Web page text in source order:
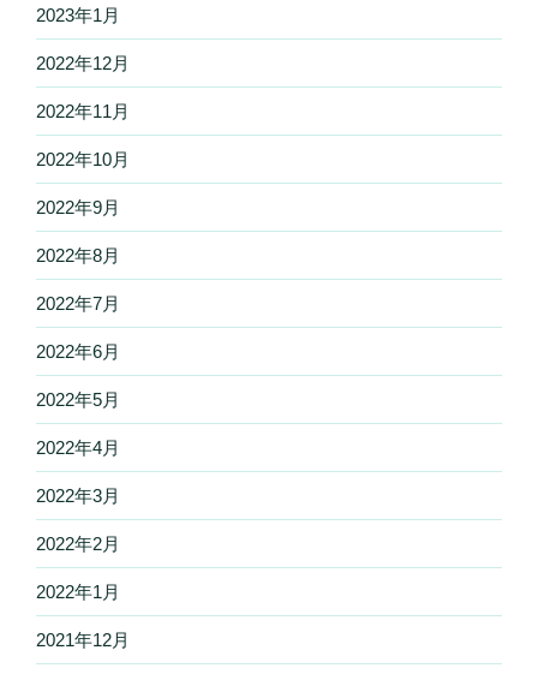
2023年1月
2022年12月
2022年11月
2022年10月
2022年9月
2022年8月
2022年7月
2022年6月
2022年5月
2022年4月
2022年3月
2022年2月
2022年1月
2021年12月